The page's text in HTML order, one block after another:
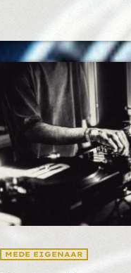
MEDE EIGENAAR